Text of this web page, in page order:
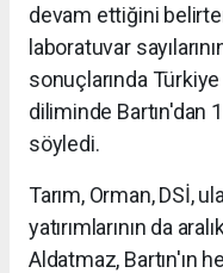
devam ettiğini
laboratuvar
sonuçlarında
diliminde Bartın'dan
söyledi.
Tarım, Orman, DSİ,
yatırımlarının da
Aldatmaz, Bartın'ın